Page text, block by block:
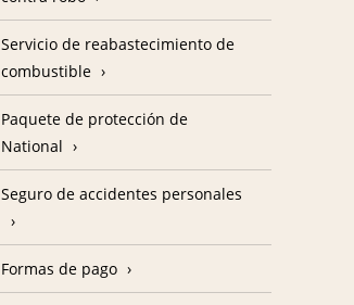
Servicio de reabastecimiento de
combustible
Paquete de protección de
National
Seguro de accidentes personales
Formas de pago